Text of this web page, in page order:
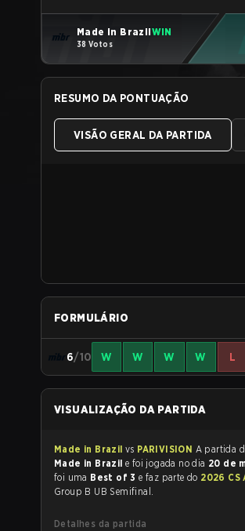
Made in BrazilWIN
38 Votos
RESUMO DA PONTUAÇÃO
VISÃO GERAL DA PARTIDA
FORMULÁRIO
6/10 W W W W L
VISUALIZAÇÃO DA PARTIDA
Made in Brazil vs PARIVISION
Made in Brazil
e foi jogada no dia 20 de
foi uma Best of 3e faz parte do 2026 CS
Group B UB Semifinal.
Detalhes da partida